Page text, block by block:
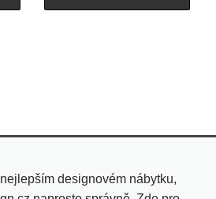
designovém nábytku,